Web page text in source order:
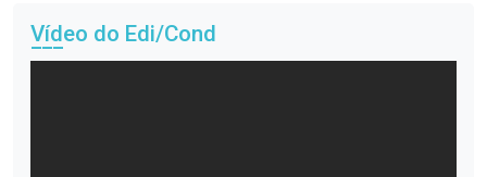
Vídeo do Edi/Cond